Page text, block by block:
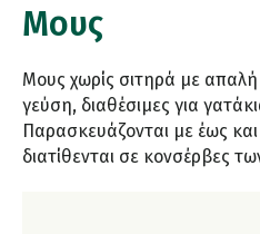
Μους
Μους χωρίς σιτηρά με
γεύση, διαθέσιμες για
Παρασκευάζονται με έως
διατίθενται σε κονσέρβες